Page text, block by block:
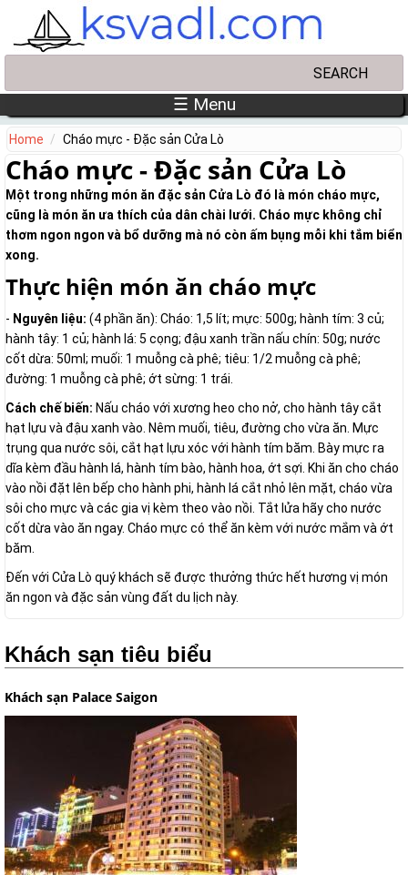
Skip to main content
☰ Menu
Home Cháo mực - Đặc sản Cửa Lò
Cháo mực - Đặc sản Cửa Lò
Một trong những món ăn đặc sản Cửa Lò đó là món cháo mực,
cũng là món ăn ưa thích của dân chài lưới. Cháo mực không chỉ
thơm ngon ngon và bổ dưỡng mà nó còn ấm bụng mỗi khi tắm biển
xong.
Thực hiện món ăn cháo mực
- Nguyên liệu: (4 phần ăn): Cháo: 1,5 lít; mực: 500g; hành tím: 3 củ;
hành tây: 1 củ; hành lá: 5 cọng; đậu xanh trần nấu chín: 50g; nước
cốt dừa: 50ml; muối: 1 muỗng cà phê; tiêu: 1/2 muỗng cà phê;
đường: 1 muỗng cà phê; ớt sừng: 1 trái.
Cách chế biến: Nấu cháo với xương heo cho nở, cho hành tây cắt
hạt lựu và đậu xanh vào. Nêm muối, tiêu, đường cho vừa ăn. Mực
trụng qua nước sôi, cắt hạt lựu xóc với hành tím băm. Bày mực ra
dĩa kèm đầu hành lá, hành tím bào, hành hoa, ớt sợi. Khi ăn cho cháo
vào nồi đặt lên bếp cho hành phi, hành lá cắt nhỏ lên mặt, cháo vừa
sôi cho mực và các gia vị kèm theo vào nồi. Tắt lửa hãy cho nước
cốt dừa vào ăn ngay. Cháo mực có thể ăn kèm với nước mắm và ớt
băm.
Đến với Cửa Lò quý khách sẽ được thưởng thức hết hương vị món
ăn ngon và đặc sản vùng đất du lịch này.
Khách sạn tiêu biểu
Khách sạn Palace Saigon